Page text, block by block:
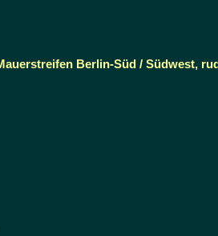
Berlin-Süd / Südwest,